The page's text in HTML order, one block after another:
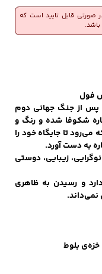
مردانه پوشت مردانه
جاکارتی
فول
پس از جنگ جهانی دوم
شکوفا شده و رنگ و
می‌رود تا جایگاه خود را
به دست آورد.
زیبایی، دوستی
و رسیدن به ظاهری
نمی‌داند.
خزه‌ی بلوط
صورتی قابل تایید است که